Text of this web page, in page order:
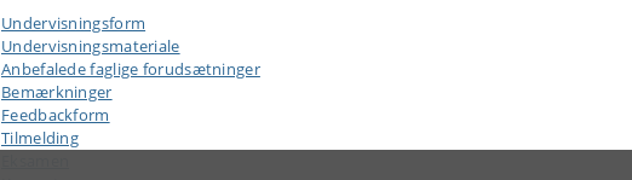
Undervisningsform
Undervisningsmateriale
Anbefalede faglige forudsætninger
Bemærkninger
Feedbackform
Tilmelding